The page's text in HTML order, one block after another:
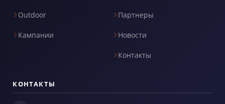
Outdoor
Кампании
Партнеры
Новости
Контакты
КОНТАКТЫ